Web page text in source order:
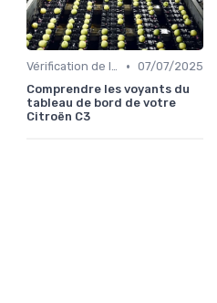
Vérification de l'Historique du Véhicule • 07/07/2025
Comprendre les voyants du
tableau de bord de votre
Citroën C3